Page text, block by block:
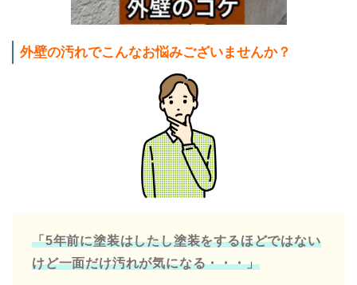
外壁の汚れでこんなお悩みございませんか？
「5年前に塗装はしたし塗装をするほどではない
けど一面だけ汚れが気になる・・・」